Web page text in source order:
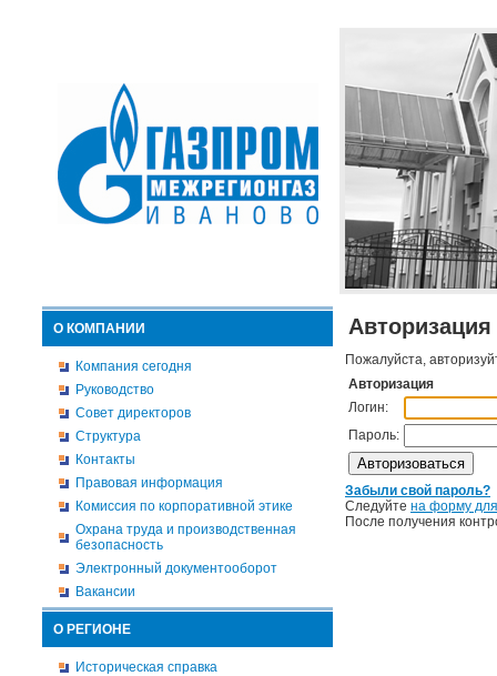
О КОМПАНИИ
Компания сегодня
Руководство
Совет директоров
Структура
Контакты
Правовая информация
Комиссия по корпоративной этике
Охрана труда и производственная
безопасность
Электронный документооборот
Вакансии
О РЕГИОНЕ
Историческая справка
Авторизация
Пожалуйста,
Авторизация
Логин:
Пароль:
Забыли свой пароль?
Следуйте на форму
После получения